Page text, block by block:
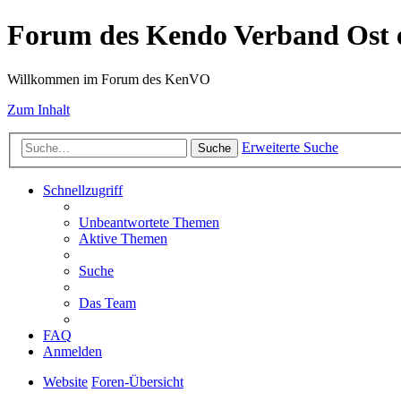
Forum des Kendo Verband Ost
Willkommen im Forum des KenVO
Zum Inhalt
Suche Erweiterte Suche
Schnellzugriff
Unbeantwortete Themen
Aktive Themen
Suche
Das Team
FAQ
Anmelden
Website Foren-Übersicht